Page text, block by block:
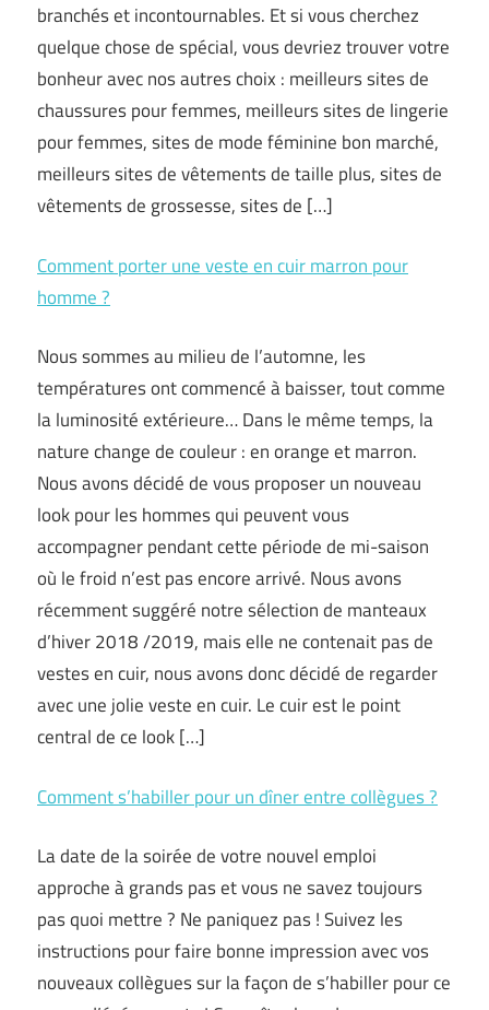
branchés et incontournables. Et si vous cherchez
quelque chose de spécial, vous devriez trouver votre
bonheur avec nos autres choix : meilleurs sites de
chaussures pour femmes, meilleurs sites de lingerie
pour femmes, sites de mode féminine bon marché,
meilleurs sites de vêtements de taille plus, sites de
vêtements de grossesse, sites de […]
Comment porter une veste en cuir marron pour
homme ?
Nous sommes au milieu de l’automne, les
températures ont commencé à baisser, tout comme
la luminosité extérieure… Dans le même temps, la
nature change de couleur : en orange et marron.
Nous avons décidé de vous proposer un nouveau
look pour les hommes qui peuvent vous
accompagner pendant cette période de mi-saison
où le froid n’est pas encore arrivé. Nous avons
récemment suggéré notre sélection de manteaux
d’hiver 2018 /2019, mais elle ne contenait pas de
vestes en cuir, nous avons donc décidé de regarder
avec une jolie veste en cuir. Le cuir est le point
central de ce look […]
Comment s’habiller pour un dîner entre collègues ?
La date de la soirée de votre nouvel emploi
approche à grands pas et vous ne savez toujours
pas quoi mettre ? Ne paniquez pas ! Suivez les
instructions pour faire bonne impression avec vos
nouveaux collègues sur la façon de s’habiller pour ce